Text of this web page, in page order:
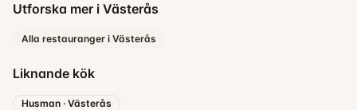
Utforska mer i Västerås
Alla restauranger i Västerås
Liknande kök
Husman · Västerås